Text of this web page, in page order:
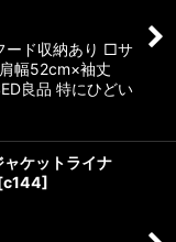
ード収納あり □サ
幅52cm×袖丈
良品 特にひどい
ケットライナ
c144]